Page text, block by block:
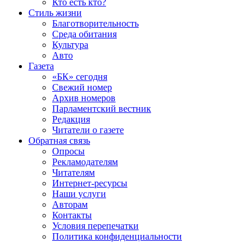
Кто есть кто?
Стиль жизни
Благотворительность
Среда обитания
Культура
Авто
Газета
«БК» сегодня
Свежий номер
Архив номеров
Парламентский вестник
Редакция
Читатели о газете
Обратная связь
Опросы
Рекламодателям
Читателям
Интернет-ресурсы
Наши услуги
Авторам
Контакты
Условия перепечатки
Политика конфиденциальности